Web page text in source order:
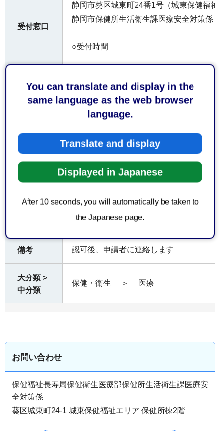
You can translate and display in the
same language as the web browser
language.
Translate and display
Displayed in Japanese
After 10 seconds, you will automatically be taken to
the Japanese page.
受付窓口
静岡市葵区城東町24番1号（城東保健福
静岡市保健所生活衛生課医療安全対策係
○受付時間
平日の午前8時30分から午後5時15分まで
お持ちし
上記書類の内容を確認するため、その他
場合があります
費用 なし
注意事項
提出書類は2部（正本）必要です。また
なお、医療法人の主たる事務所の所在地
は「医療法人定款（寄付行為）変更認可
備考 認可後、申請者に連絡します
大分類 >
中分類
保健・衛生 ＞ 医療
お問い合わせ
保健福祉長寿局保健衛生医療部保健所生活衛生課医療安
全対策係
葵区城東町24-1 城東保健福祉エリア 保健所棟2階